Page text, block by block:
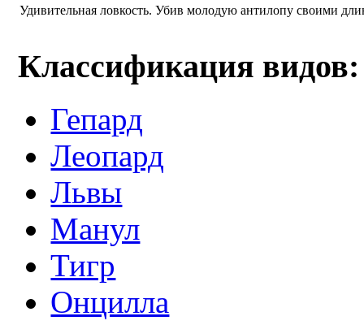
Удивительная ловкость. Убив молодую антилопу своими
Классификация видов:
Гепард
Леопард
Львы
Манул
Тигр
Онцилла